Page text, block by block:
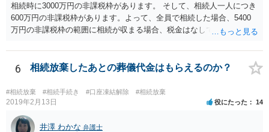
相続時に3000万円の非課税枠があります。 そして、相続人一人につき
600万円の非課税枠があります。よって、全員で相続した場合、5400
万円の非課税枠の範囲に相続が収まる場合、税金はなしです。 一人が
範囲となります。 一般的には、全員で相続する方が税金はお得です。
また、全員で相続しても、話し合いの結果、親がすべて相続と決める
こともできます。この場合でも相続の非課税枠は、全員で相続した540
0万円分使えます。 父が亡くなり、母が全部相続すると、母から三人
で相続する際は、4800万円が非課税枠となります。 そうすると、母が
亡くなってから相続すると、両親のどちらかが亡くなってから相続す
るより非課税の枠が減少します。 計画的に相続をするのがおすすめと
6 相続放棄したあとの葬儀代金はもらえるのか？
#相続放棄 #相続手続き #口座凍結解除 #相続放棄
2019年2月13日 役にたった 14
井澤 わかな 弁護士